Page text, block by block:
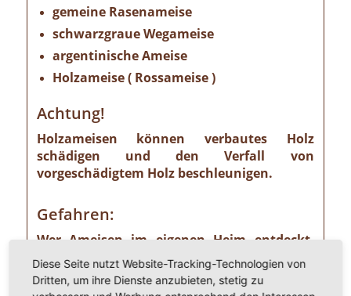
gemeine Rasenameise
schwarzgraue Wegameise
argentinische Ameise
Holzameise ( Rossameise )
Achtung!
Holzameisen können verbautes Holz
schädigen und den Verfall von
vorgeschädigtem Holz beschleunigen.
Gefahren:
Wer Ameisen im eigenen Heim entdeckt,
sollte die Gefahr ernst nehmen. Einige
Ameisenarten sind nämlich Vorrats- und
Materialschädlinge, von denen ein nicht zu
Diese Seite nutzt Website-Tracking-Technologien von
Dritten, um ihre Dienste anzubieten, stetig zu